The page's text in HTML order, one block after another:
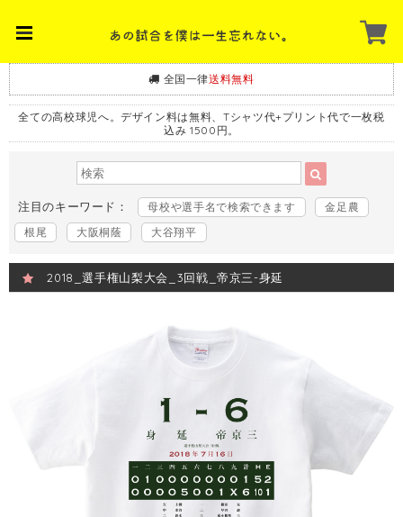
全国一律送料無料
全ての高校球児へ。デザイン料は無料、Tシャツ代+プリント代で一枚税
込み 1500円。
注目のキーワード： 母校や選手名で検索できます
金足農
根尾
大阪桐蔭 大谷翔平
2018_選手権山梨大会_3回戦_帝京三-身延